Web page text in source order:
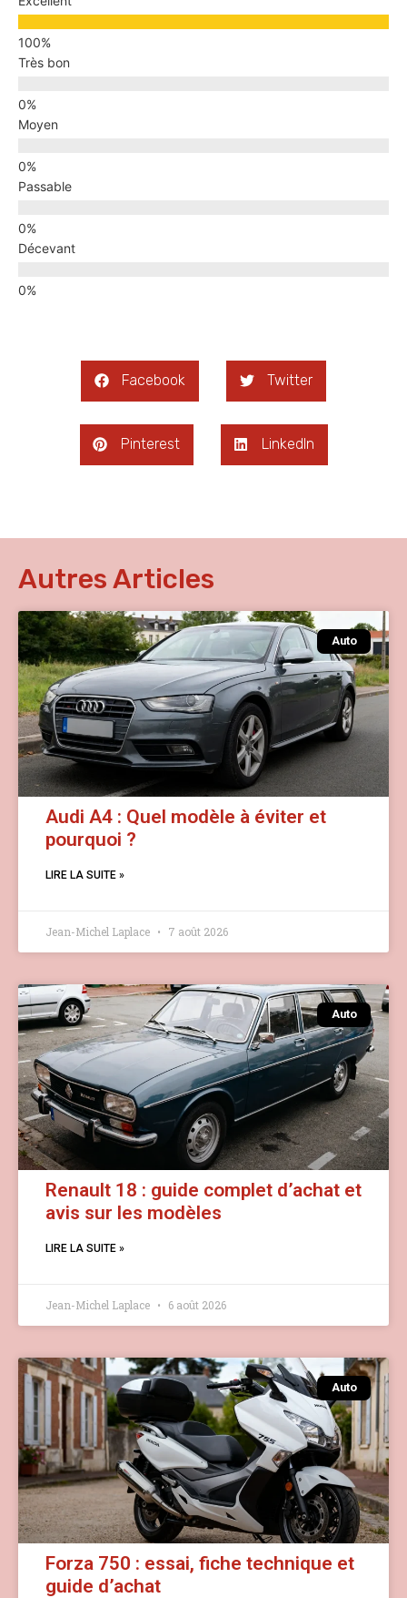
Très bon
Moyen
Passable
Décevant
Facebook Twitter
Pinterest LinkedIn
Autres Articles
Auto
Audi A4 : Quel modèle à éviter et
pourquoi ?
LIRE LA SUITE »
Jean-Michel Laplace 7 août 2026
Auto
Renault 18 : guide complet d’achat et
avis sur les modèles
LIRE LA SUITE »
Jean-Michel Laplace 6 août 2026
Auto
Forza 750 : essai, fiche technique et
guide d’achat